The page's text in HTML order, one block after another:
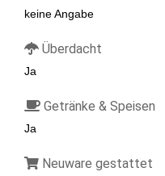
keine Angabe
Überdacht
Ja
Getränke & Speisen
Ja
Neuware gestattet